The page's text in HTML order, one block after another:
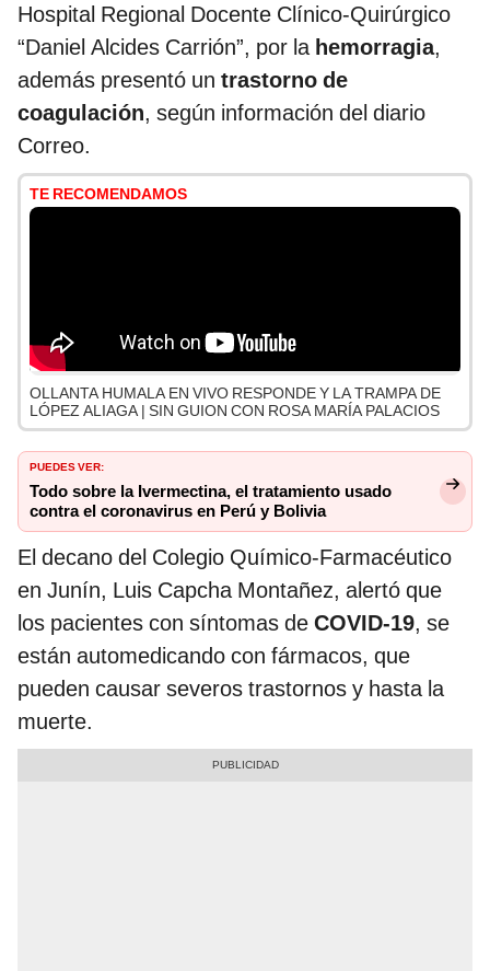
Hospital Regional Docente Clínico-Quirúrgico
“Daniel Alcides Carrión”, por la hemorragia,
además presentó un trastorno de
coagulación, según información del diario
Correo.
TE RECOMENDAMOS
OLLANTA HUMALA EN VIVO RESPONDE Y LA TRAMPA DE
LÓPEZ ALIAGA | SIN GUION CON ROSA MARÍA PALACIOS
PUEDES VER:
Todo sobre la Ivermectina, el tratamiento usado
contra el coronavirus en Perú y Bolivia
El decano del Colegio Químico-Farmacéutico
en Junín, Luis Capcha Montañez, alertó que
los pacientes con síntomas de COVID-19, se
están automedicando con fármacos, que
pueden causar severos trastornos y hasta la
muerte.